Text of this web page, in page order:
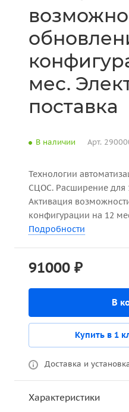
мес.
поставка
В наличии Арт.
Технологии
СЦОС. Расширение для
Активация
конфигурации на 12
Подробности
91000 ₽
В
Купить в 1
Доставка и
Характеристики